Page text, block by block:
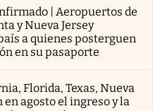
| Aeropuertos de
y Nueva Jersey
a quienes posterguen
en su pasaporte
Florida, Texas, Nueva
agosto el ingreso y la